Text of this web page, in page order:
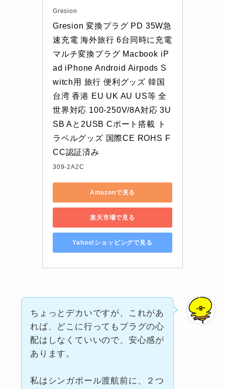
Gresion
Gresion 変換プラグ PD 35W急
速充電 海外旅行 6台同時に充電
マルチ変換プラグ Macbook iP
ad iPhone Android Airpods S
witch用 旅行 便利グッズ 韓国
台湾 香港 EU UK AU US等 全
世界対応 100-250V/8A対応 3U
SB Aと2USB Cポート搭載 ト
ラベルグッズ 国際CE ROHS F
CC認証済み
309-2A2C
Amazonで見る
楽天市場で見る
Yahoo!ショッピングで見る
ちょっとデカいですが、これがあ
れば、どこに行ってもプラグの心
配はしなくていいので、安心感が
あります。
私はシンガポール渡航前に、２つ